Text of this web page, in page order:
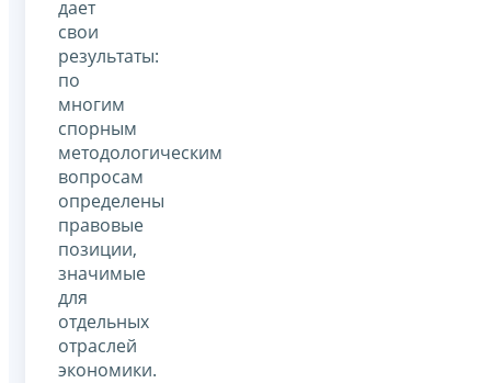
дает
свои
результаты:
по
многим
спорным
методологическим
вопросам
определены
правовые
позиции,
значимые
для
отдельных
отраслей
экономики.